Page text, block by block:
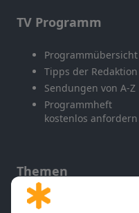
TV Programm
Programmübersicht
Tipps der Redaktion
Sendungen von A-Z
Programmheft
kostenlos anfordern
Themen
Gott und Bibel erklärt